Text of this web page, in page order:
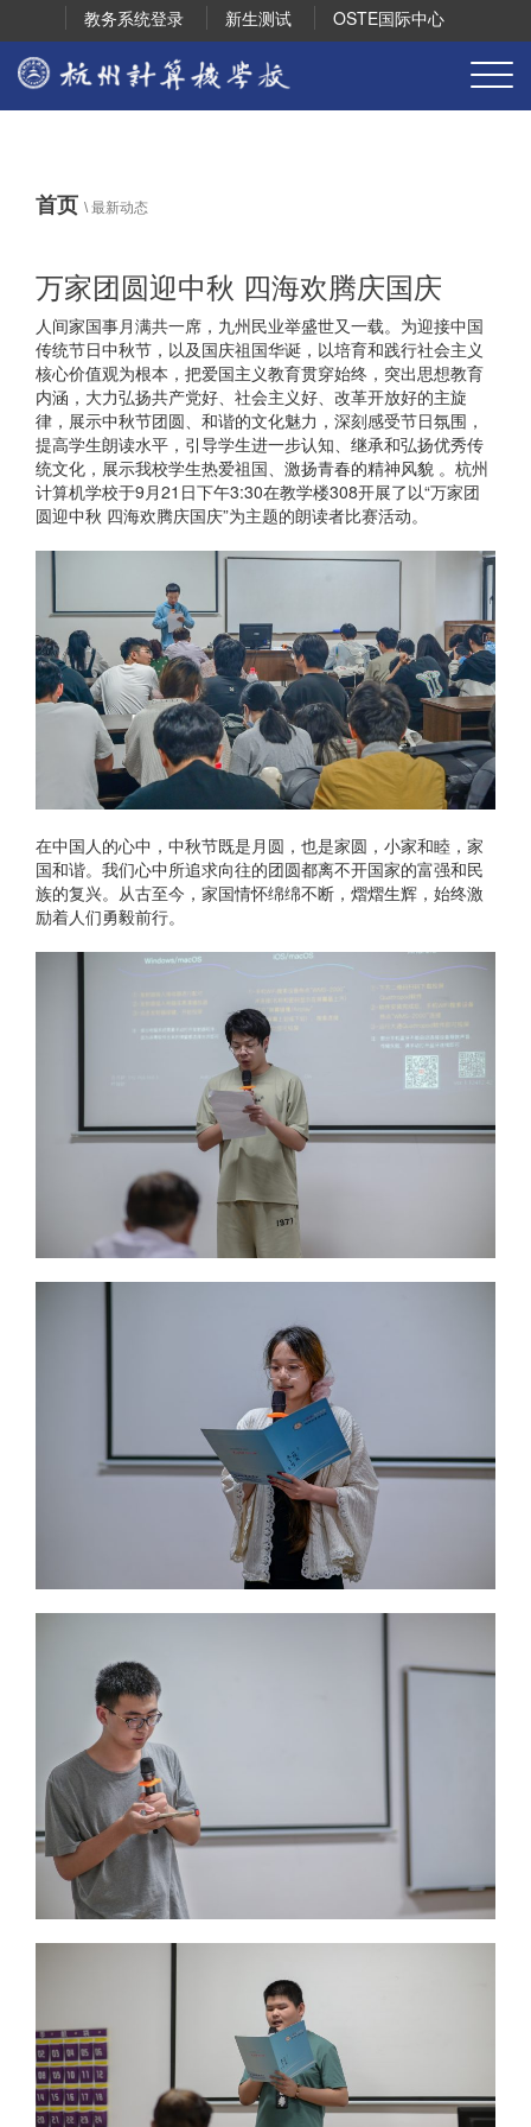
教务系统登录 新生测试 OSTE国际中心
首页 \最新动态
万家团圆迎中秋 四海欢腾庆国庆
人间家国事月满共一席，九州民业举盛世又一载。为迎接中国
传统节日中秋节，以及国庆祖国华诞，以培育和践行社会主义
核心价值观为根本，把爱国主义教育贯穿始终，突出思想教育
内涵，大力弘扬共产党好、社会主义好、改革开放好的主旋
律，展示中秋节团圆、和谐的文化魅力，深刻感受节日氛围，
提高学生朗读水平，引导学生进一步认知、继承和弘扬优秀传
统文化，展示我校学生热爱祖国、激扬青春的精神风貌 。杭州
计算机学校于9月21日下午3:30在教学楼308开展了以“万家团
圆迎中秋 四海欢腾庆国庆”为主题的朗读者比赛活动。
在中国人的心中，中秋节既是月圆，也是家圆，小家和睦，家
国和谐。我们心中所追求向往的团圆都离不开国家的富强和民
族的复兴。从古至今，家国情怀绵绵不断，熠熠生辉，始终激
励着人们勇毅前行。